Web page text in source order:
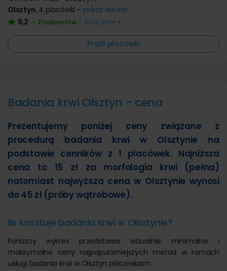
Olsztyn, 4 placówki - pokaż adresy
9,2 • Znakomita • 1078 opinii
Profil placówki
Badania krwi Olsztyn - cena
Prezentujemy poniżej ceny związane z
procedurą badania krwi w Olsztynie na
podstawie cenników z 1 placówek. Najniższa
cena to 15 zł za morfologia krwi (pełna)
natomiast najwyższa cena w Olsztynie wynosi
do 45 zł (próby wątrobowe).
Ile kosztuje badania krwi w Olsztynie?
Poniższy wykres przedstawia wizualnie minimalne i
maksymalne ceny najpopularniejszych metod w ramach
usługi badania krwi w Olsztyn placówkach: